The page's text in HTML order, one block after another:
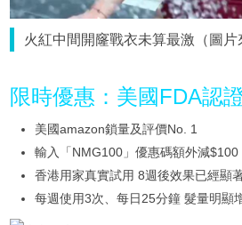
火紅中間開窿戰衣未算最激（圖片
限時優惠：美國FDA認
美國amazon鎖量及評價No. 1
輸入「NMG100」優惠碼額外減$100
香港用家真實試用 8週後效果已經顯
每週使用3次、每日25分鐘 髮量明顯